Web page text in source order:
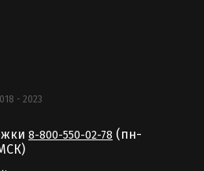
- 2023
8-800-550-02-78 (пн-